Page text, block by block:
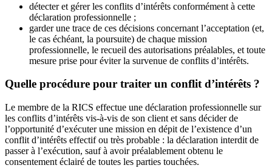
détecter et gérer les conflits d’intérêts conformément à cette
déclaration professionnelle ;
garder une trace de ces décisions concernant l’acceptation (et,
le cas échéant, la poursuite) de chaque mission
professionnelle, le recueil des autorisations préalables, et toute
mesure prise pour éviter la survenue de conflits d’intérêts.
Quelle procédure pour traiter un conflit d’intérêts ?
Le membre de la RICS effectue une déclaration professionnelle sur
les conflits d’intérêts vis-à-vis de son client et sans décider de
l’opportunité d’exécuter une mission en dépit de l’existence d’un
conflit d’intérêts effectif ou très probable : la déclaration interdit de
passer à l’exécution, sauf à avoir préalablement obtenu le
consentement éclairé de toutes les parties touchées.